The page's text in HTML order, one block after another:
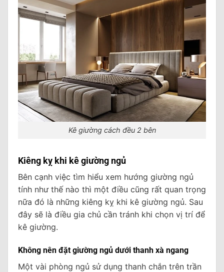
Kê giường cách đều 2 bên
Kiêng kỵ khi kê giường ngủ
Bên cạnh việc tìm hiểu xem hướng giường ngủ
tính như thế nào thì một điều cũng rất quan trọng
nữa đó là những kiêng kỵ khi kê giường ngủ. Sau
đây sẽ là điều gia chủ cần tránh khi chọn vị trí để
kê giường.
Không nên đặt giường ngủ dưới thanh xà ngang
Một vài phòng ngủ sử dụng thanh chắn trên trần